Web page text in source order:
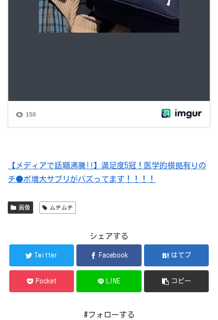
【メディアで話題沸騰!!】満足度5冠！医学的根拠有りの
チ●ポ増大サプリがバズってます！！！！
画像 ムチムチ
シェアする
Twitter Facebook はてブ
Pocket LINE コピー
#フォローする